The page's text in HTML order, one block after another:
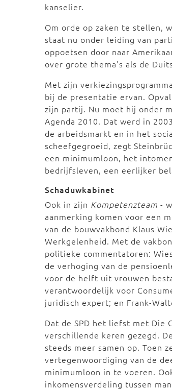
kanselier.
Om orde op zaken te stellen,
staat nu onder leiding van
oppoetsen door naar
over grote thema's als de
Met zijn
bij de presentatie ervan.
zijn partij. Nu moet hij onder
Agenda 2010. Dat werd in
de arbeidsmarkt en in het
scheefgegroeid, zegt
een minimumloon, het
bedrijfsleven, een eerlijker
Schaduwkabinet
Ook in zijn Kompetenzteam -
aanmerking komen voor een
van de bouwvakbond Klaus
Werkgelenheid. Met de
politieke commentatoren:
de verhoging van de
voor de helft uit vrouwen
verantwoordelijk voor
juridisch expert; en Frank-
Dat de SPD het liefst met Die
verschillende keren gezegd.
steeds meer samen op. Toen
vertegenwoordiging van de
minimumloon in te voeren.
inkomensverdeling tussen